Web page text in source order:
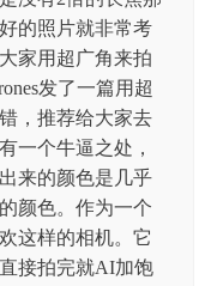
的照片就非常考
家用超广角来拍
发了一篇用超
，推荐给大家去
一个牛逼之处，
来的颜色是几乎
颜色。作为一个
这样的相机。它
接拍完就AI加饱